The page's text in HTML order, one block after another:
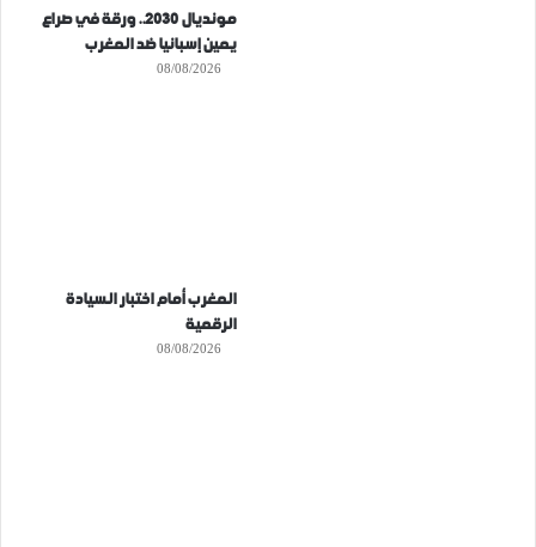
مونديال 2030.. ورقة في صراع
يمين إسبانيا ضد المغرب
08/08/2026
المغرب أمام اختبار السيادة
الرقمية
08/08/2026